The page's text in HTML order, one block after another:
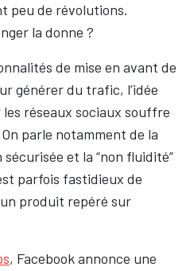
peu de révolutions.
la donne ?
de mise en avant de
générer du trafic, l’idée
réseaux sociaux souffre
parle notamment de la
et la “non fluidité”
parfois fastidieux de
produit repéré sur
, Facebook annonce une